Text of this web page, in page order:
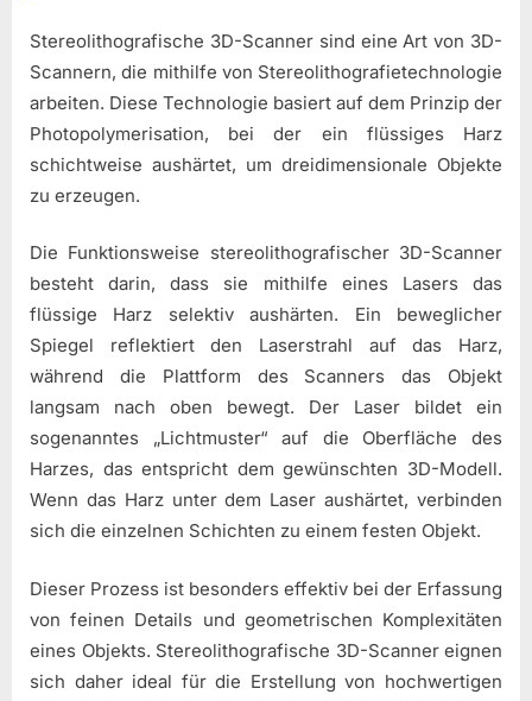
Stereolithografische 3D-Scanner sind eine Art von 3D-
Scannern, die mithilfe von Stereolithografietechnologie
arbeiten. Diese Technologie basiert auf dem Prinzip der
Photopolymerisation, bei der ein flüssiges Harz
schichtweise aushärtet, um dreidimensionale Objekte
zu erzeugen.
Die Funktionsweise stereolithografischer 3D-Scanner
besteht darin, dass sie mithilfe eines Lasers das
flüssige Harz selektiv aushärten. Ein beweglicher
Spiegel reflektiert den Laserstrahl auf das Harz,
während die Plattform des Scanners das Objekt
langsam nach oben bewegt. Der Laser bildet ein
sogenanntes „Lichtmuster“ auf die Oberfläche des
Harzes, das entspricht dem gewünschten 3D-Modell.
Wenn das Harz unter dem Laser aushärtet, verbinden
sich die einzelnen Schichten zu einem festen Objekt.
Dieser Prozess ist besonders effektiv bei der Erfassung
von feinen Details und geometrischen Komplexitäten
eines Objekts. Stereolithografische 3D-Scanner eignen
sich daher ideal für die Erstellung von hochwertigen